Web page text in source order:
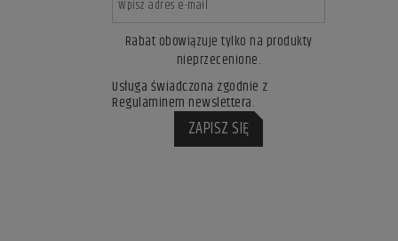
Rabat obowiązuje tylko na produkty
nieprzecenione.
ZAPISZ SIĘ
Usługa świadczona zgodnie z
Regulaminem newslettera.